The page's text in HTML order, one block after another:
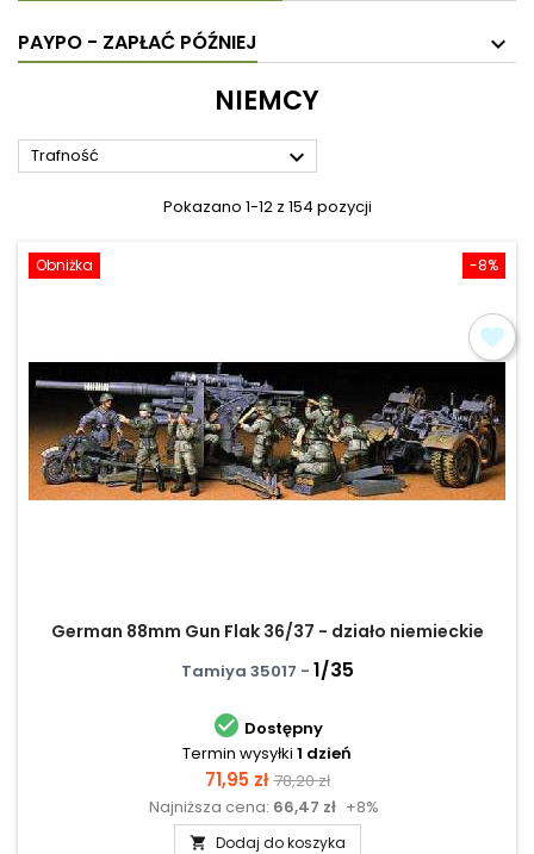
PAYPO - ZAPŁAĆ PÓŹNIEJ
NIEMCY
Trafność 
Pokazano 1-12 z 154 pozycji
-8%
Obniżka
German 88mm Gun Flak 36/37 - działo niemieckie
Tamiya 35017 - 1/35
 Dostępny
Termin wysyłki 1 dzień
Cena
71,95 zł Cena
podstawowa
78,20 zł
Najniższa cena: 66,47 zł +8%
 Dodaj do koszyka